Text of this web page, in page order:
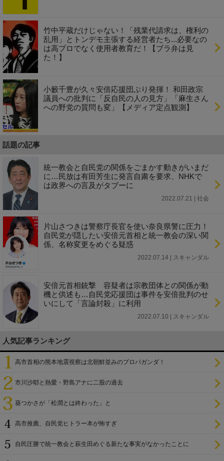
竹中平蔵だけじゃない！「残業代請求は、権利の
乱用」とトンデモ主張する経営者たち...必要なの
は高プロでなく使用者教育だ！【ブラ弁は見
た！】
小籔千豊が久々安倍応援団ぶり発揮！ 和田政宗
議員への批判に「反自民の人の見方」「麻生さん
への野党の質問も変」【メディア定点観測】
話題の記事
統一教会と自民党の関係をごまかす動きがいまだ
に…民放は有田芳生に発言自粛を要求、NHKで
は政界への言及がタブーに
2022.07.21 | 社会
片山さつきは警察庁長官を使い奈良県警に圧力！
自民党が隠したい安倍元首相と統一教会の深い関
係、名称変更をめぐる疑惑
2022.07.14 | スキャンダル
安倍元首相銃撃 容疑者は宗教団体との関係が動
機と供述も…自民党応援団は事件を安倍批判のせ
いにして「言論封殺」に利用
2022.07.10 | スキャンダル
人気記事ランキング
高市首相の熊本地震視察は北朝鮮並みのプロパガンダ！
市川沙耶と熱愛・野島アナに二股の過去
葵つかさが「松潤とは終わった」と
高市推薦、自民党ヒトラー本が怖すぎ
自民圧勝で統一教会と萩生田めぐる新たな事実がなかったことに